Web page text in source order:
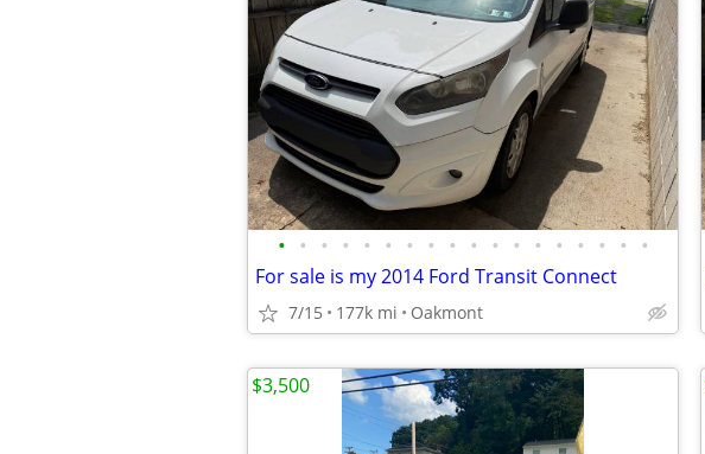
• • • • • • • • • • • • • • • • • •
For sale is my 2014 Ford Transit Connect
7/15 177k mi Oakmont
$3,500